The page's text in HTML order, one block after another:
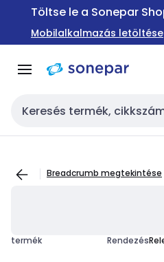
Ugrás a
Ugrás a
tartalomra
Töltse le a Sonepar
Mobilalkalmazás letöltése
Keresési bemenet
Breadcrumb megtekintése
termék Rendezés